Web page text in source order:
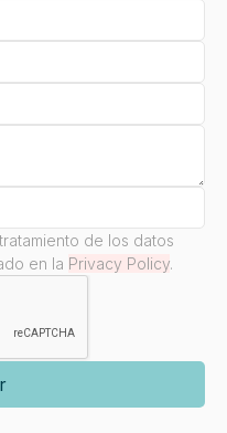
de los datos
en la Privacy Policy.